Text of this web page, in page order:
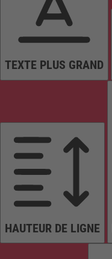
TEXTE PLUS GRAND
HAUTEUR DE LIGNE